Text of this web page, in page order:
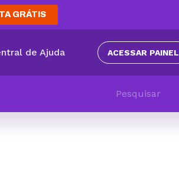
GRÁTIS
de Ajuda ACESSAR PAINEL